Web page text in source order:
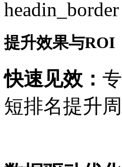
提升效果与ROI
快速见效：
短排名提升周